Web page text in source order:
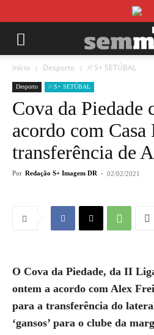
Início Desporto // S+ SETÚBAL
Desporto // S+ SETÚBAL
Cova da Piedade
acordo com Casa
transferência de
Por Redação S+ Imagem DR - 02/02/2021
O Cova da Piedade, da II
ontem a acordo com Alex
para a transferência do
‘gansos’ para o clube da